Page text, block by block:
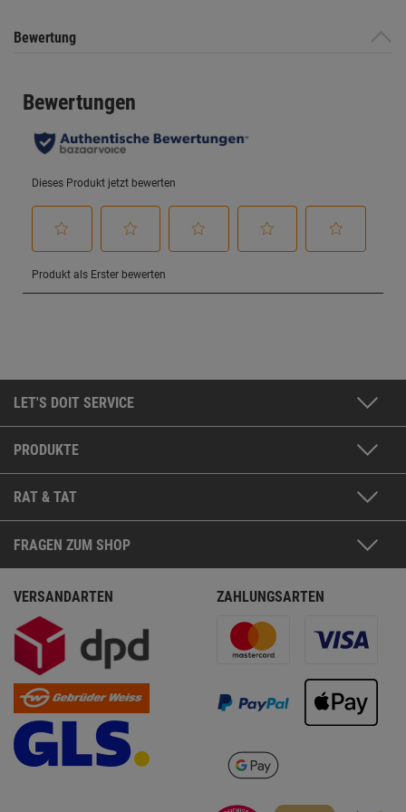
Bewertung
LET'S DOIT SERVICE
PRODUKTE
RAT & TAT
FRAGEN ZUM SHOP
VERSANDARTEN ZAHLUNGSARTEN